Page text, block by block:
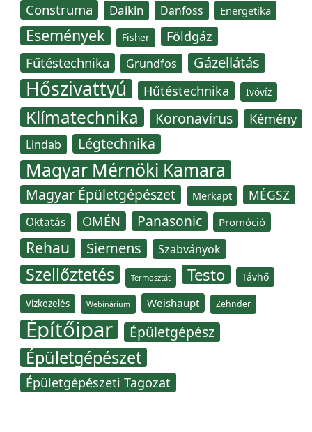
Construma Daikin Danfoss Energetika
Események Fisher Földgáz
Fűtéstechnika Grundfos Gázellátás
Hőszivattyú Hűtéstechnika Ivóvíz
Klímatechnika Koronavírus Kémény
Lindab Légtechnika
Magyar Mérnöki Kamara
Magyar Épületgépészet Merkapt MÉGSZ
Oktatás OMÉN Panasonic Promóció
Rehau Siemens Szabványok
Szellőztetés Termosztát Testo Távhő
Vízkezelés Webinárium Weishaupt Zehnder
Építőipar Épületgépész
Épületgépészet
Épületgépészeti Tagozat